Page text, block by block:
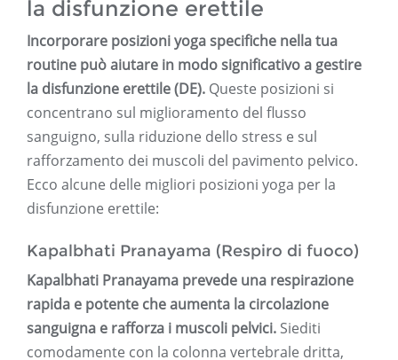
la disfunzione erettile
Incorporare posizioni yoga specifiche nella tua
routine può aiutare in modo significativo a gestire
la disfunzione erettile (DE). Queste posizioni si
concentrano sul miglioramento del flusso
sanguigno, sulla riduzione dello stress e sul
rafforzamento dei muscoli del pavimento pelvico.
Ecco alcune delle migliori posizioni yoga per la
disfunzione erettile:
Kapalbhati Pranayama (Respiro di fuoco)
Kapalbhati Pranayama prevede una respirazione
rapida e potente che aumenta la circolazione
sanguigna e rafforza i muscoli pelvici. Siediti
comodamente con la colonna vertebrale dritta,